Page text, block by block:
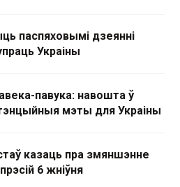
паспяховымі дзеянні
Украіны
павука: навошта ў
мэты для Украіны
казаць пра змяншэнне
6 жніўня